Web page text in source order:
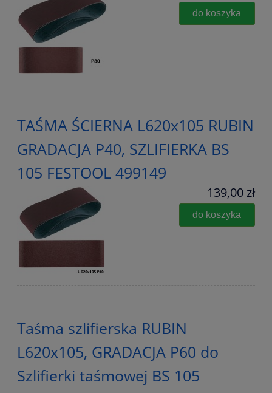
do koszyka
TAŚMA ŚCIERNA L620x105 RUBIN
GRADACJA P40, SZLIFIERKA BS
105 FESTOOL 499149
139,00 zł
do koszyka
Taśma szlifierska RUBIN
L620x105, GRADACJA P60 do
Szlifierki taśmowej BS 105